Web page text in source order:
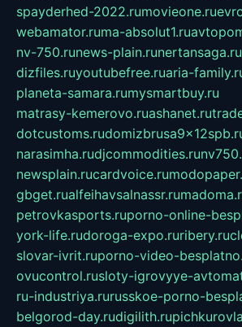
spayderhed-2022.rumovieone.ru
webamator.ruma-absolut1.ru
nv-750.runews-plain.runertansaga.ru
dizfiles.ruyoutubefree.ruaria-
planeta-samara.rumysmartbuy.ru
matrasy-kemerovo.ruashanet.ru
dotcustoms.ru
narasimha.rudjcommodities.ru
newsplain.rucardvoice.ru
gbget.rualfeihavsalnassr.ru
petrovkasports.ruporno-online-
york-life.rudoroga-expo.ruribery.ru
slovar-ivrit.ruporno-video-
ovucontrol.rusloty-igrovyye-
ru-industriya.rurusskoe-porno-
belgorod-day.rudigilith.ru